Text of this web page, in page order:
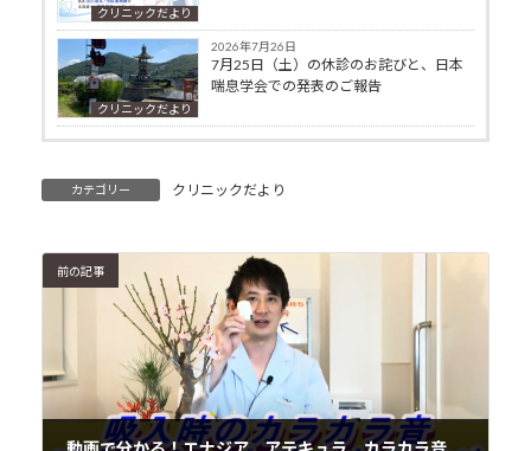
クリニックだより
クリニックだより
2026年7月26日
7月25日（土）の休診のお詫びと、日本
喘息学会での発表のご報告
カテゴリー クリニックだより
前の記事